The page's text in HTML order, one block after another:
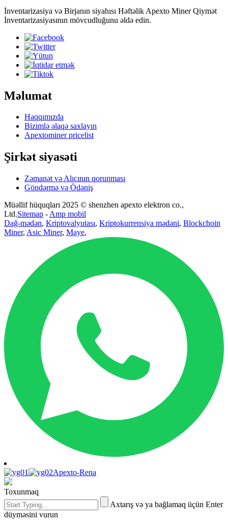
İnventarizasiya və Birjanın siyahısı Həftəlik Apexto Miner Qiymət
İnventarizasiyasının mövcudluğunu əldə edin.
Məlumat
Haqqımızda
Bizimlə əlaqə saxlayın
Apextominer pricelist
Şirkət siyasəti
Zəmanət və Alıcının qorunması
Göndərmə və Ödəniş
Müəllif hüquqları 2025 © shenzhen apexto elektron co.,
Ltd.Sitemap - Amp mobil
Dağ-mədən, Kriptovalyutası, Kriptokurrensiya mədəni, Blockchoin
Miner, Asic Miner, Maye,
Apexto-Rena
Toxunmaq
Axtarış və ya bağlamaq üçün Enter
düyməsini vurun